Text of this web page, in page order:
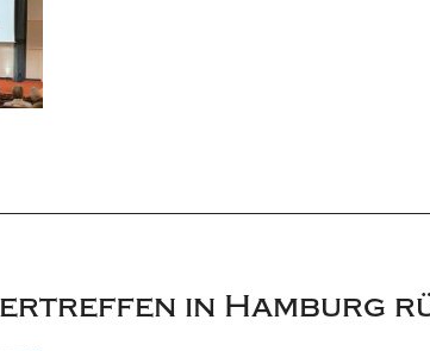
in Hamburg